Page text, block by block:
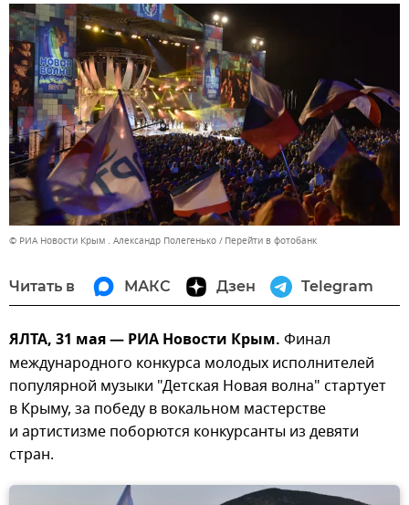
© РИА Новости Крым . Александр Полегенько Перейти в фотобанк
Читать в МАКС Дзен Telegram
ЯЛТА, 31 мая — РИА Новости Крым. Финал
международного конкурса молодых исполнителей
популярной музыки "Детская Новая волна" стартует
в Крыму, за победу в вокальном мастерстве
и артистизме поборются конкурсанты из девяти
стран.